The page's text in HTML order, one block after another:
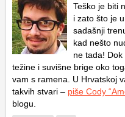
Teško je biti
i zato što je
sadašnji
kad nešto
ne tada!
težine i suvišne brige oko
vam s ramena. U Hrvatskoj
takvih stvari – piše Cody
blogu.